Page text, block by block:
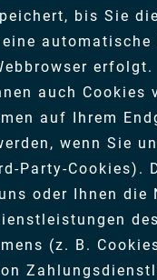
bis Sie
automatische
erfolgt.
auch Cookies
auf Ihrem
wenn Sie
Party-Cookies).
oder Ihnen die
des
(z. B.